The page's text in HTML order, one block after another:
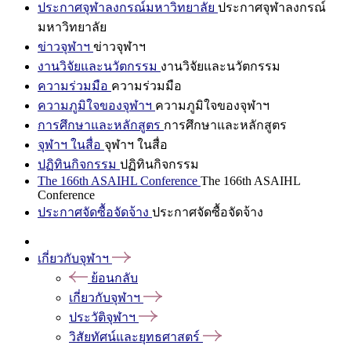
ประกาศจุฬาลงกรณ์มหาวิทยาลัย ประกาศจุฬาลงกรณ์
มหาวิทยาลัย
ข่าวจุฬาฯ ข่าวจุฬาฯ
งานวิจัยและนวัตกรรม งานวิจัยและนวัตกรรม
ความร่วมมือ ความร่วมมือ
ความภูมิใจของจุฬาฯ ความภูมิใจของจุฬาฯ
การศึกษาและหลักสูตร การศึกษาและหลักสูตร
จุฬาฯ ในสื่อ จุฬาฯ ในสื่อ
ปฏิทินกิจกรรม ปฏิทินกิจกรรม
The 166th ASAIHL Conference The 166th ASAIHL
Conference
ประกาศจัดซื้อจัดจ้าง ประกาศจัดซื้อจัดจ้าง
เกี่ยวกับจุฬาฯ
ย้อนกลับ
เกี่ยวกับจุฬาฯ
ประวัติจุฬาฯ
วิสัยทัศน์และยุทธศาสตร์